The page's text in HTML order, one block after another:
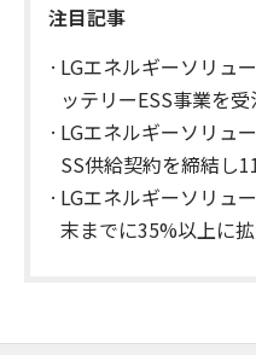
注目記事
LGエネルギーソリュ
ッテリーESS事業を受
LGエネルギーソリュ
SS供給契約を締結し
LGエネルギーソリュ
末までに35%以上に